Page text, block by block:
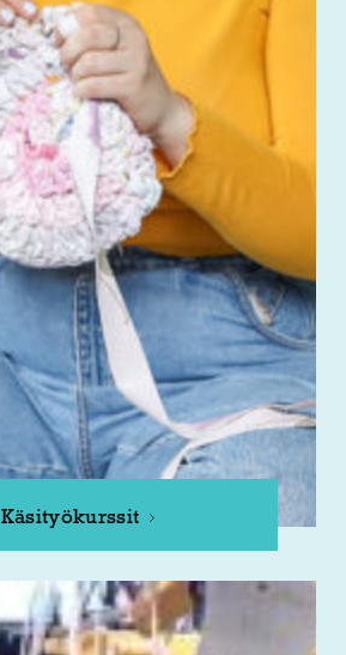
Käsityökurssit